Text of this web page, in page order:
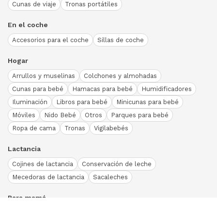
Cunas de viaje Tronas portátiles
En el coche
Accesorios para el coche Sillas de coche
Hogar
Arrullos y muselinas
Colchones y almohadas
Cunas para bebé
Hamacas para bebé
Humidificadores
Iluminación
Libros para bebé
Minicunas para bebé
Móviles
Nido Bebé Otros
Parques para bebé
Ropa de cama
Tronas Vigilabebés
Lactancia
Cojines de lactancia
Conservación de leche
Mecedoras de lactancia
Sacaleches
Para mamá